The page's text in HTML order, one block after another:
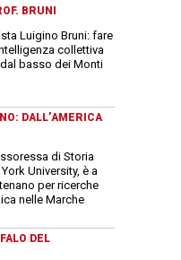
BRUNI
Luigino Bruni: fare
collettiva
basso dei Monti
DALL’AMERICA
di Storia
University, è a
per ricerche
nelle Marche
DEL